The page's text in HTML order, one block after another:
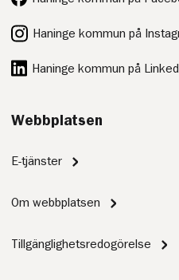
Haninge kommun på
Haninge kommun på
Webbplatsen
E-tjänster
Om webbplatsen
Tillgänglighetsredogörelse